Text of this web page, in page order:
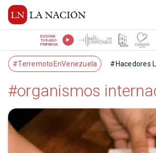
ESCUCHÁ
TU RADIO
PREFERIDA
#TerremotoEnVenezuela #Hacedores
#organismos